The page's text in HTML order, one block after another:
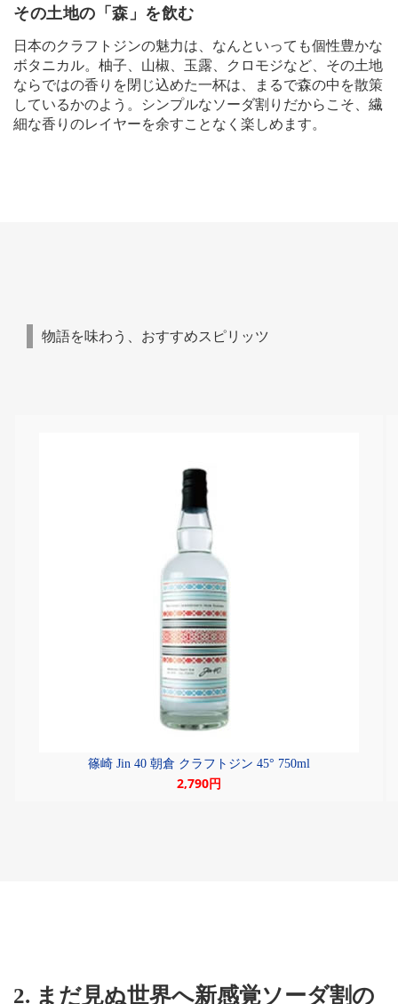
その土地の「森」を飲む
日本のクラフトジンの魅力は、なんといっても個性豊かな
ボタニカル。柚子、山椒、玉露、クロモジなど、その土地
ならではの香りを閉じ込めた一杯は、まるで森の中を散策
しているかのよう。シンプルなソーダ割りだからこそ、繊
細な香りのレイヤーを余すことなく楽しめます。
物語を味わう、おすすめスピリッツ
篠崎 Jin 40 朝倉 クラフトジン 45° 750ml
2,790円
2. まだ見ぬ世界へ新感覚ソーダ割の